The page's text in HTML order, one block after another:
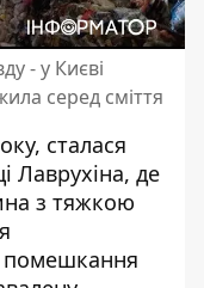
- у Києві
серед сміття
сталася
Лаврухіна, де
з тяжкою
помешкання